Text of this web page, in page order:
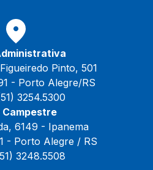
Pinto, 501
- Porto Alegre/RS
3254.5300
Campestre
6149 - Ipanema
- Porto Alegre / RS
3248.5508